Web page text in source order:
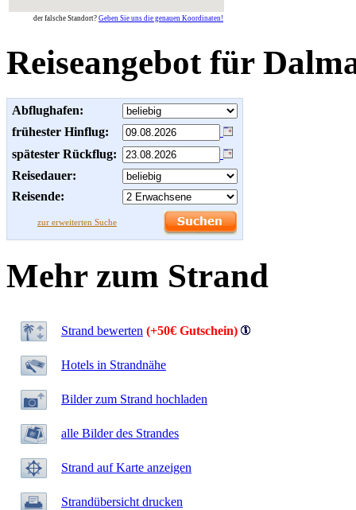
der falsche Standort? Geben Sie uns die genauen Koordinaten!
Reiseangebot für
Abflughafen:
frühester Hinflug:
spätester Rückflug:
Reisedauer:
Reisende:
zur erweiterten Suche
Mehr zum Strand
Strand bewerten (+50€ Gutschein)
Hotels in Strandnähe
Bilder zum Strand hochladen
alle Bilder des Strandes
Strand auf Karte anzeigen
Strandübersicht drucken